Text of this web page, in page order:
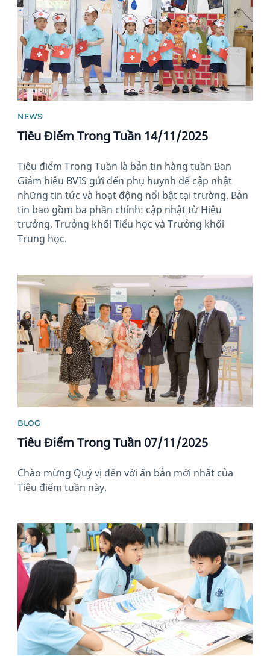
NEWS
Tiêu Điểm Trong Tuần 14/11/2025
Tiêu điểm Trong Tuần là bản tin hàng tuần Ban
Giám hiệu BVIS gửi đến phụ huynh để cập nhật
những tin tức và hoạt động nổi bật tại trường. Bản
tin bao gồm ba phần chính: cập nhật từ Hiệu
trưởng, Trưởng khối Tiểu học và Trưởng khối
Trung học.
News image
BLOG
Tiêu Điểm Trong Tuần 07/11/2025
Chào mừng Quý vị đến với ấn bản mới nhất của
Tiêu điểm tuần này.
News image